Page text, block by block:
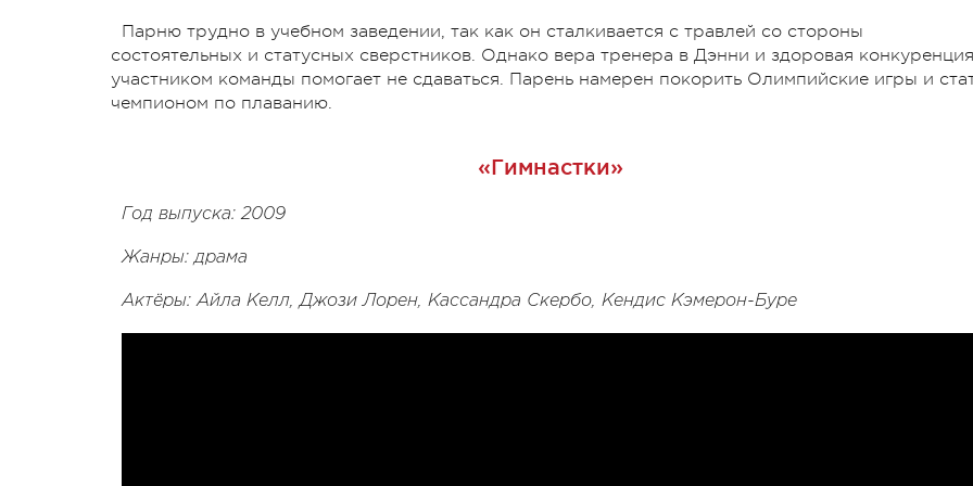
Парню трудно в учебном заведении, так как он сталкивается с травлей со стороны
состоятельных и статусных сверстников. Однако вера тренера в Дэнни и здоровая
участником команды помогает не сдаваться. Парень намерен покорить Олимпийские игры и
чемпионом по плаванию.
«Гимнастки»
Год выпуска: 2009
Жанры: драма
Актёры: Айла Келл, Джози Лорен, Кассандра Скербо, Кендис Кэмерон-Буре